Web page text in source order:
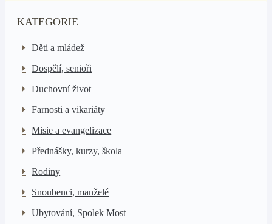
KATEGORIE
Děti a mládež
Dospělí, senioři
Duchovní život
Farnosti a vikariáty
Misie a evangelizace
Přednášky, kurzy, škola
Rodiny
Snoubenci, manželé
Ubytování, Spolek Most